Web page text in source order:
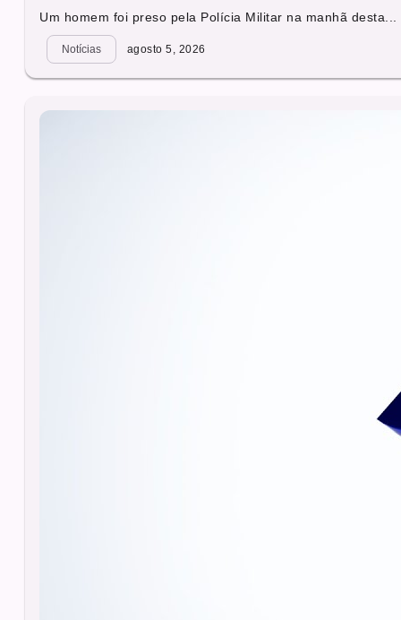
Um homem foi preso pela Polícia Militar na manhã desta...
Notícias agosto 5, 2026